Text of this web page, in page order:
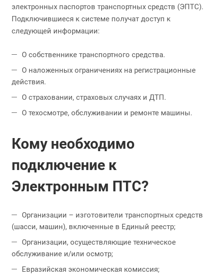
электронных паспортов транспортных средств (ЭПТС).
Подключившиеся к системе получат доступ к
следующей информации:
О собственнике транспортного средства.
О наложенных ограничениях на регистрационные
действия.
О страховании, страховых случаях и ДТП.
О техосмотре, обслуживании и ремонте машины.
Кому необходимо
подключение к
Электронным ПТС?
Организации – изготовители транспортных средств
(шасси, машин), включенные в Единый реестр;
Организации, осуществляющие техническое
обслуживание и/или осмотр;
Евразийская экономическая комиссия;